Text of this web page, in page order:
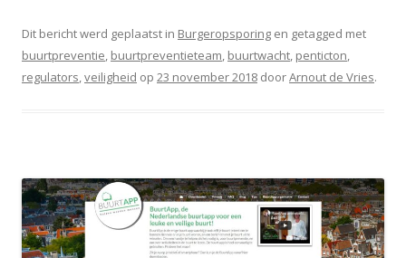
Dit bericht werd geplaatst in Burgeropsporing en getagged met
buurtpreventie, buurtpreventieteam, buurtwacht, penticton,
regulators,veiligheid op 23 november 2018 doorArnout de Vries.